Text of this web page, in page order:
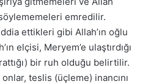
söylememeleri emredilir.
ettikleri gibi Allah’ın oğlu
elçisi, Meryem’e ulaştırdığı
bir ruh olduğu belirtilir.
teslis (üçleme) inancını